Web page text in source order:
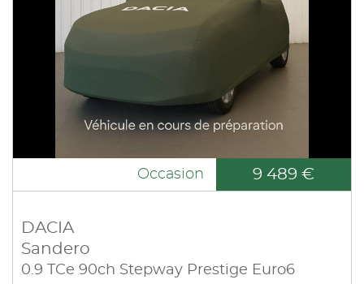
Occasion 9 489 €
DACIA
Sandero
0.9 TCe 90ch Stepway Prestige Euro6